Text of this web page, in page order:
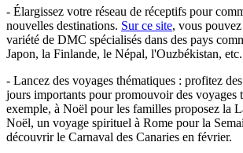
- Élargissez votre réseau de réceptifs pour
nouvelles destinations. Sur ce site, vous
variété de DMC spécialisés dans des pays
Japon, la Finlande, le Népal, l'Ouzbékistan, etc.
- Lancez des voyages thématiques : profitez
jours importants pour promouvoir des voyages
exemple, à Noël pour les familles proposez la
Noël, un voyage spirituel à Rome pour la
découvrir le Carnaval des Canaries en février.